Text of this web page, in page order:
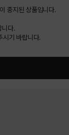
중지된 상품입니다.
니다.
시기 바랍니다.